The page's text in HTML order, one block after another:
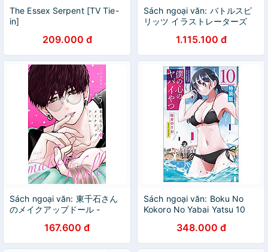
The Essex Serpent [TV Tie-
in]
209.000 đ
Sách ngoại văn: バトルスピ
リッツ イラストレーターズ
ILLUSTRATORS 1 SHIKI
DOUJI
1.115.100 đ
Sách ngoại văn: 東千石さん
のメイクアップドール -
Make-Up Doll 5
167.600 đ
Sách ngoại văn: Boku No
Kokoro No Yabai Yatsu 10
348.000 đ